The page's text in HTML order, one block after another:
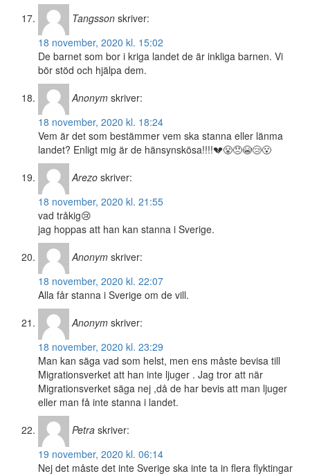
Tangsson skriver:
18 november, 2020 kl. 15:02
De barnet som bor i kriga landet de är inkliga barnen. Vi
bör stöd och hjälpa dem.
Anonym skriver:
18 november, 2020 kl. 18:24
Vem är det som bestämmer vem ska stanna eller länma
landet? Enligt mig är de hänsynskösa!!!!💔😤😠😭😢😮
Arezo skriver:
18 november, 2020 kl. 21:55
vad tråkig😢
jag hoppas att han kan stanna i Sverige.
Anonym skriver:
18 november, 2020 kl. 22:07
Alla får stanna i Sverige om de vill.
Anonym skriver:
18 november, 2020 kl. 23:29
Man kan säga vad som helst, men ens måste bevisa till
Migrationsverket att han inte ljuger . Jag tror att när
Migrationsverket säga nej ,då de har bevis att man ljuger
eller man få inte stanna i landet.
Petra skriver:
19 november, 2020 kl. 06:14
Nej det måste det inte Sverige ska inte ta in flera flyktingar